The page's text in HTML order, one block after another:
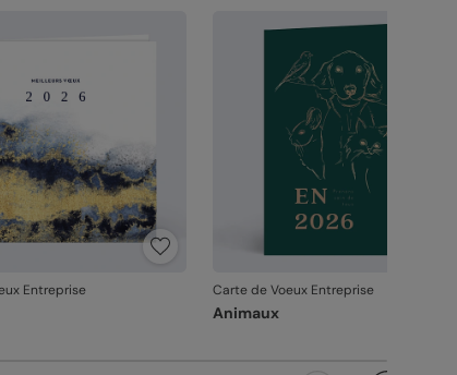
Entreprise Carte de Voeux Entreprise
Animaux